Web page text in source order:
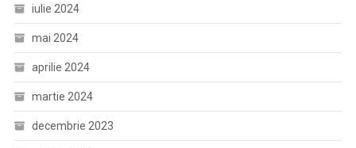
iulie 2024
mai 2024
aprilie 2024
martie 2024
decembrie 2023